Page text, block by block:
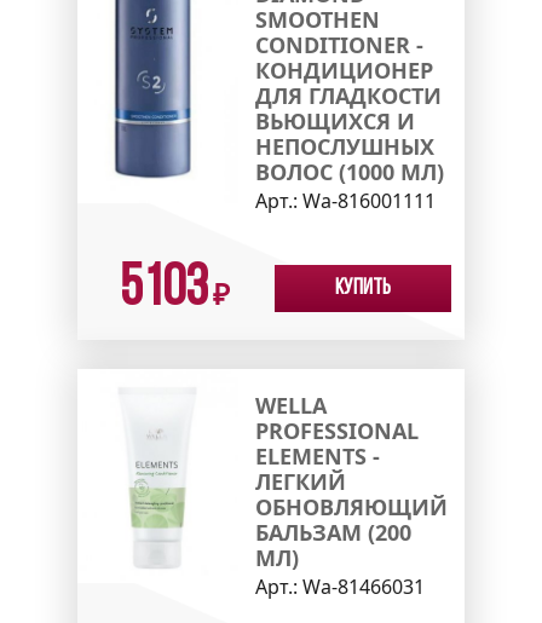
SMOOTHEN
CONDITIONER -
КОНДИЦИОНЕР
ДЛЯ ГЛАДКОСТИ
ВЬЮЩИХСЯ И
НЕПОСЛУШНЫХ
ВОЛОС (1000 МЛ)
Арт.: Wa-816001111
5103₽ Купить
WELLA
PROFESSIONAL
ELEMENTS -
ЛЕГКИЙ
ОБНОВЛЯЮЩИЙ
БАЛЬЗАМ (200
МЛ)
Арт.: Wa-81466031